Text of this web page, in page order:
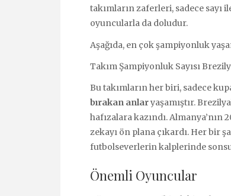
takımların zaferleri, sadece sayı
oyuncularla da doludur.
Aşağıda, en çok şampiyonluk
Takım Şampiyonluk Sayısı
Bu takımların her biri, sadece
bırakan anlaryaşamıştır.
hafızalara kazındı. Almanya’nın
zekayı ön plana çıkardı. Her bir
futbolseverlerin kalplerinde
Önemli Oyuncular